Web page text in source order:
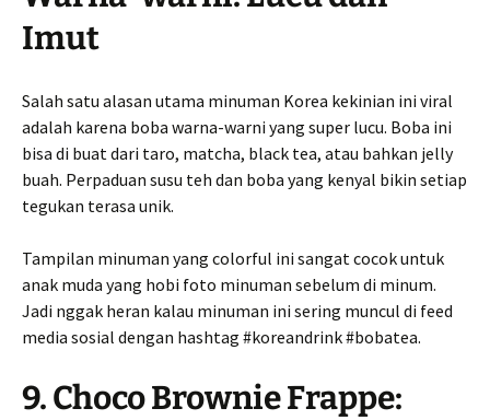
Imut
Salah satu alasan utama minuman Korea kekinian ini viral
adalah karena boba warna-warni yang super lucu. Boba ini
bisa di buat dari taro, matcha, black tea, atau bahkan jelly
buah. Perpaduan susu teh dan boba yang kenyal bikin setiap
tegukan terasa unik.
Tampilan minuman yang colorful ini sangat cocok untuk
anak muda yang hobi foto minuman sebelum di minum.
Jadi nggak heran kalau minuman ini sering muncul di feed
media sosial dengan hashtag #koreandrink #bobatea.
9. Choco Brownie Frappe: